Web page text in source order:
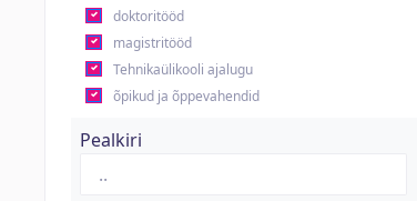
doktoritööd
magistritööd
Tehnikaülikooli ajalugu
õpikud ja õppevahendid
Pealkiri